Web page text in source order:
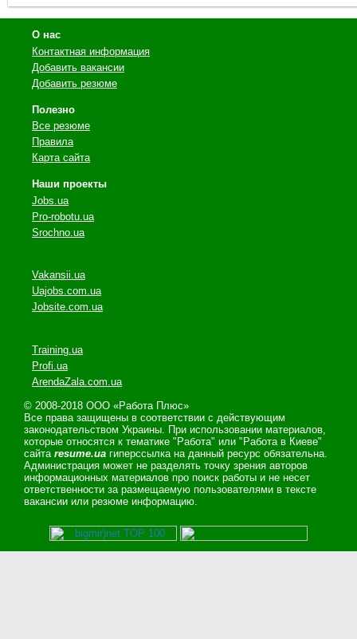
О нас
Контактная информация
Добавить вакансии
Добавить резюме
Полезно
Все резюме
Правила
Карта сайта
Наши проекты
Jobs.ua
Pro-robotu.ua
Srochno.ua
Vakansii.ua
Uajobs.com.ua
Jobsite.com.ua
Training.ua
Profi.ua
ArendaZala.com.ua
© 2008-2018 ООО «Работа Плюс»
Все права защищены в соответствии с действующим
законодательством Украины. При использовании материалов,
которые относятся к тематике "Работа" или "Работа в Киеве"
сайта resume.ua гиперссылка на данный ресурс обязательна.
Администрация может не разделять точку зрения авторов
информационных материалов про поиск работы и не несет
ответственности за размещаемую пользователями в тексте
вакансии или резюме информацию.